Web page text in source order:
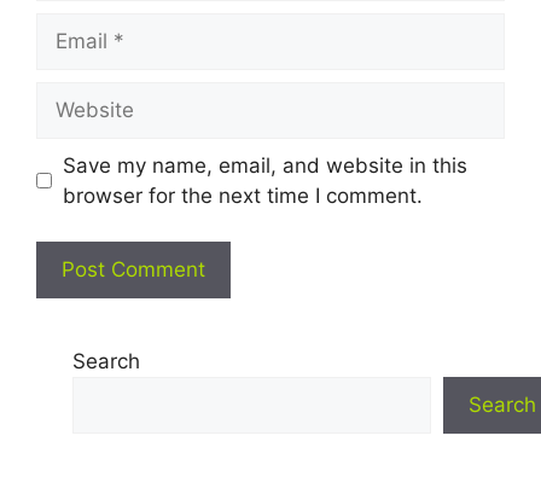
Save my name, email, and website in this
browser for the next time I comment.
Search
Search